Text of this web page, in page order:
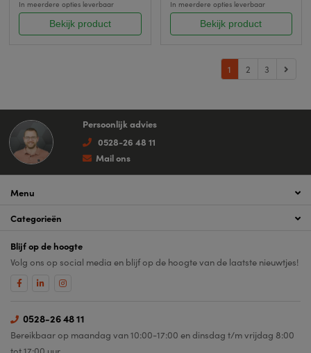
In meerdere opties leverbaar
Bekijk product
In meerdere opties leverbaar
Bekijk product
1 2 3
Persoonlijk advies
0528-26 48 11
Mail ons
Menu
Categorieën
Blijf op de hoogte
Volg ons op social media en blijf op de hoogte van de laatste nieuwtjes!
0528-26 48 11
Bereikbaar op maandag van 10:00-17:00 en dinsdag t/m vrijdag 8:00